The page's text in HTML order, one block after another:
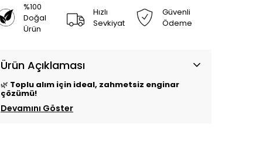
%100
Doğal
Ürün
Hızlı
Sevkiyat
Güvenli
Ödeme
Ürün Açıklaması
🌿 Toplu alım için ideal, zahmetsiz enginar
çözümü!
Devamını Göster